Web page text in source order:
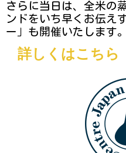
さらに当日は、全米の
ンドをいち早くお伝え
ー」も開催いたします。
詳しくはこちら